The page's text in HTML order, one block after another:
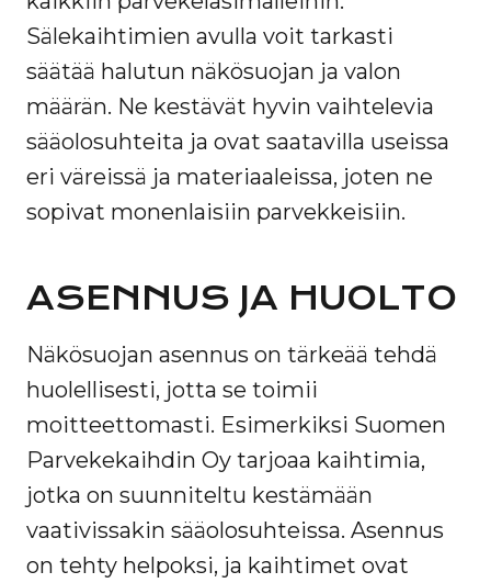
Sälekaihtimien avulla voit tarkasti
säätää halutun näkösuojan ja valon
määrän. Ne kestävät hyvin vaihtelevia
sääolosuhteita ja ovat saatavilla useissa
eri väreissä ja materiaaleissa, joten ne
sopivat monenlaisiin parvekkeisiin.
ASENNUS JA HUOLTO
Näkösuojan asennus on tärkeää tehdä
huolellisesti, jotta se toimii
moitteettomasti. Esimerkiksi Suomen
Parvekekaihdin Oy tarjoaa kaihtimia,
jotka on suunniteltu kestämään
vaativissakin sääolosuhteissa. Asennus
on tehty helpoksi, ja kaihtimet ovat